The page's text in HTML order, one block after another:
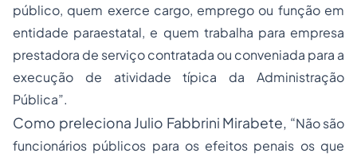
público, quem exerce cargo, emprego ou função em
entidade paraestatal, e quem trabalha para empresa
prestadora de serviço contratada ou conveniada para a
execução de atividade típica da Administração
Pública”.
Como preleciona Julio Fabbrini Mirabete, “Não são
funcionários públicos para os efeitos penais os que